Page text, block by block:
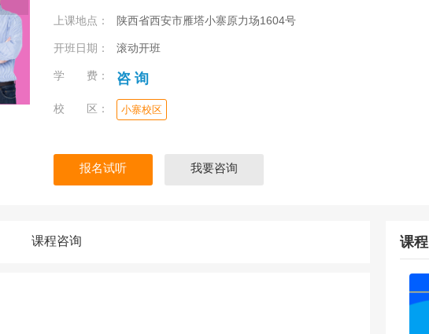
上课地点： 陕西省西安市雁塔小寨原力场1604号
开班日期： 滚动开班
学 费： 咨 询
校 区： 小寨校区
报名试听 我要咨询
课程咨询 课程